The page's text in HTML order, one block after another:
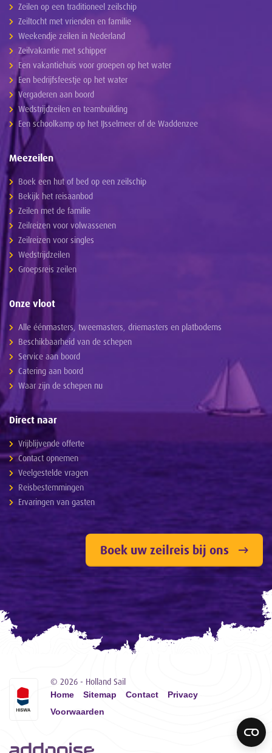
Zeilen op een traditioneel zeilschip
Zeiltocht met vrienden en familie
Weekendje zeilen in Nederland
Zeilvakantie met schipper
Een vakantiehuis voor groepen op het water
Een bedrijfsfeestje op het water
Vergaderen aan boord
Wedstrijdzeilen en teambuilding
Een schoolkamp op het IJsselmeer of de Waddenzee
Meezeilen
Boek een hut of bed op een zeilschip
Bekijk het reisaanbod
Zeilen met de familie
Zeilreizen voor volwassenen
Zeilreizen voor singles
Wedstrijdzeilen
Groepsreis zeilen
Onze vloot
Alle éénmasters, tweemasters, driemasters en platbodems
Beschikbaarheid van de schepen
Service aan boord
Catering aan boord
Waar zijn de schepen nu
Direct naar
Vrijblijvende offerte
Contact opnemen
Veelgestelde vragen
Reisbestemmingen
Ervaringen van gasten
Boek uw zeilreis bij ons
© 2026 - Holland Sail
Home Sitemap Contact
Privacy
Voorwaarden